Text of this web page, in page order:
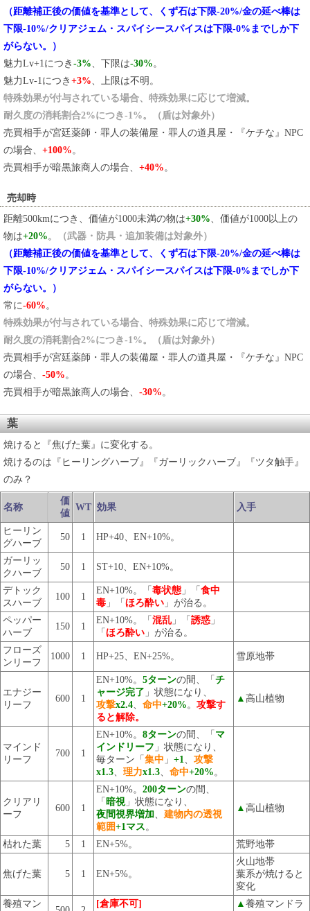
（距離補正後の価値を基準として、くず石は下限-20%/金の延べ棒は
下限-10%/クリアジェム・スパイシースパイスは下限-0%までしか下
がらない。）
魅力Lv+1につき -3% 、下限は-30% 。
魅力Lv-1につき +3% 、上限は不明。
特殊効果が付与されている場合、特殊効果に応じて増減。
耐久度の消耗割合2%につき-1%。（盾は対象外）
売買相手が宮廷薬師・罪人の装備屋・罪人の道具屋・『ケチな』NPC
の場合、 +100% 。
売買相手が暗黒旅商人の場合、 +40% 。
売却時
距離500kmにつき、価値が1000未満の物は+30% 、価値が1000以上の
物は+20% 。
（武器・防具・追加装備は対象外）
（距離補正後の価値を基準として、くず石は下限-20%/金の延べ棒は
下限-10%/クリアジェム・スパイシースパイスは下限-0%までしか下
がらない。）
常に-60% 。
特殊効果が付与されている場合、特殊効果に応じて増減。
耐久度の消耗割合2%につき-1%。（盾は対象外）
売買相手が宮廷薬師・罪人の装備屋・罪人の道具屋・『ケチな』NPC
の場合、 -50% 。
売買相手が暗黒旅商人の場合、 -30% 。
葉
焼けると『焦げた葉』に変化する。
焼けるのは『ヒーリングハーブ』『ガーリックハーブ』『ツタ触手』
のみ？
名称
価
値
WT 効果 入手
ヒーリン
グハーブ
50 1 HP+40、EN+10%。
ガーリッ
クハーブ
50 1 ST+10、EN+10%。
デトック
スハーブ
100 1
EN+10%。「毒状態 」「食中
毒 」「ほろ酔い 」が治る。
ペッパー
ハーブ
150 1
EN+10%。「混乱 」「誘惑 」
「ほろ酔い 」が治る。
フローズ
ンリーフ
1000 1 HP+25、EN+25%。 雪原地帯
エナジー
リーフ
600 1
EN+10%。 5ターンの間、「チ
ャージ完了 」状態になり、
攻撃x2.4 命中+20% 。 攻撃す
ると解除。
▲ 高山植物
マインド
リーフ
700 1
EN+10%。 8ターンの間、「 マ
インドリーフ 」状態になり、
毎ターン「集中 」 +1
攻撃
x1.3
理力x1.3 命中+20% 。
クリアリ
ーフ
600 1
EN+10%。 200ターンの間、
「 暗視 」状態になり、
夜間視界増加
建物内の透視
範囲+1マス 。
▲ 高山植物
枯れた葉 5 1 EN+5%。 荒野地帯
焦げた葉 5 1 EN+5%。
火山地帯
葉系が焼けると
変化
養殖マン
[倉庫不可]
▲ 養殖マンドラ